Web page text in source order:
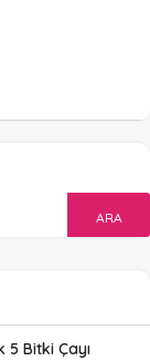
5 Bitki Çayı